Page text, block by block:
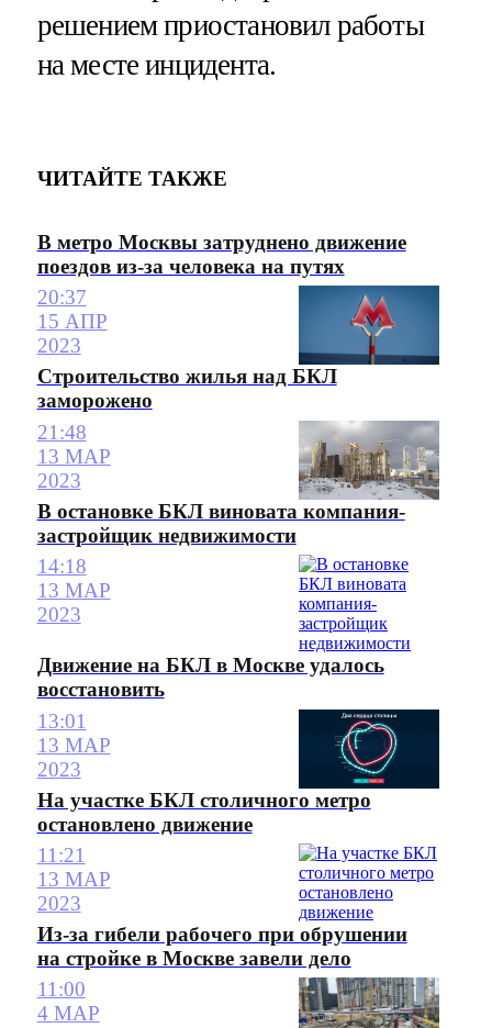
решением приостановил работы
на месте инцидента.
ЧИТАЙТЕ ТАКЖЕ
В метро Москвы затруднено движение
поездов из-за человека на путях
20:37
15 АПР
2023
Строительство жилья над БКЛ
заморожено
21:48
13 МАР
2023
В остановке БКЛ виновата компания-
застройщик недвижимости
14:18
13 МАР
2023
Движение на БКЛ в Москве удалось
восстановить
13:01
13 МАР
2023
На участке БКЛ столичного метро
остановлено движение
11:21
13 МАР
2023
Из-за гибели рабочего при обрушении
на стройке в Москве завели дело
11:00
4 МАР